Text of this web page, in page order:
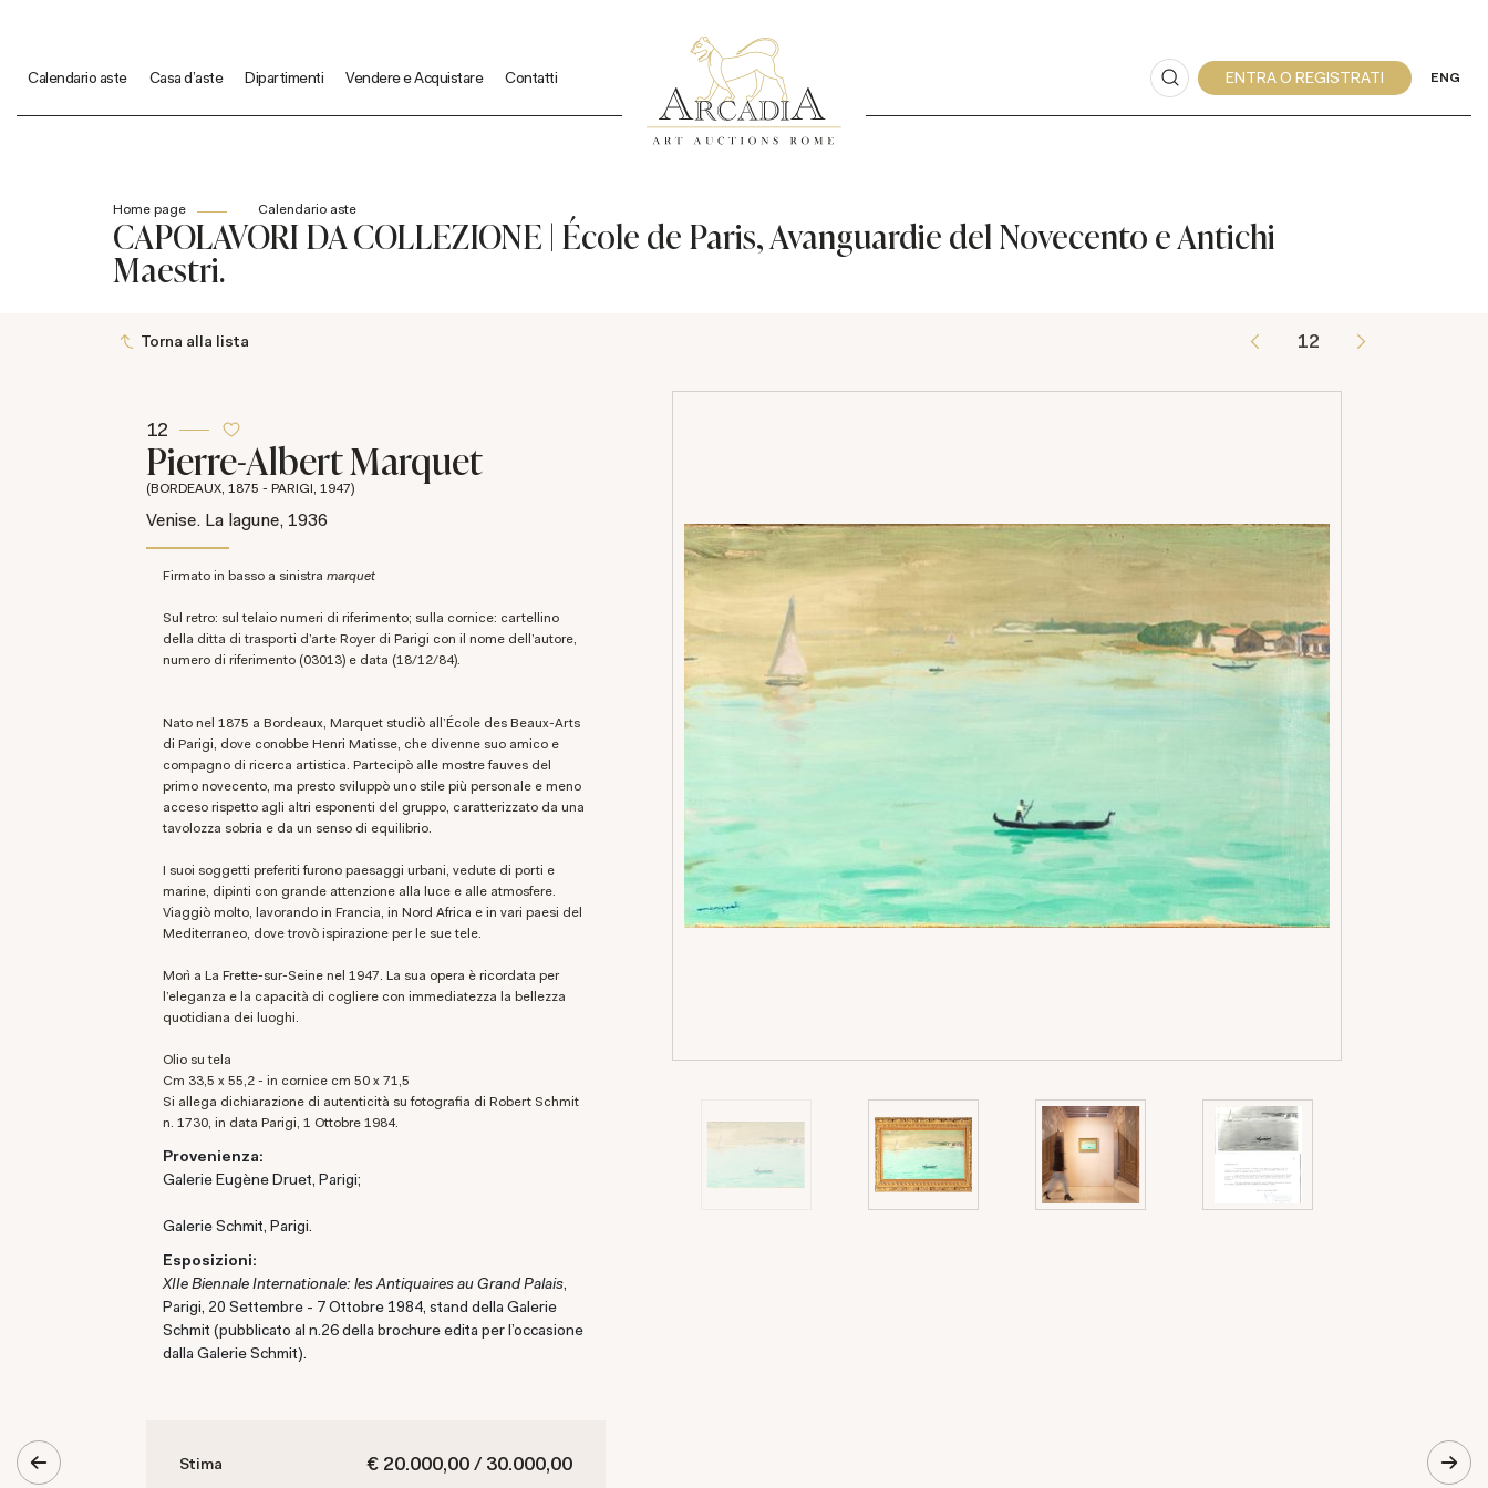
Calendario aste Casa d'aste Dipartimenti Vendere e Acquistare Contatti ENG
Home page Calendario aste
CAPOLAVORI DA COLLEZIONE | École de Paris, Avanguardie del Novecento e Antichi
Maestri.
Torna alla lista
12
Pierre-Albert Marquet
(BORDEAUX, 1875 - PARIGI, 1947)
Venise. La lagune, 1936
firmato in basso a sinistra marquet
Sul retro: sul telaio numeri di riferimento; sulla cornice: cartellino
della ditta di trasporti d’arte Royer di Parigi con il nome dell’autore,
numero di riferimento (03013) e data (18/12/84).
Nato nel 1875 a Bordeaux, Marquet studiò all’École des Beaux-Arts
di Parigi, dove conobbe Henri Matisse, che divenne suo amico e
compagno di ricerca artistica. Partecipò alle mostre fauves del
primo novecento, ma presto sviluppò uno stile più personale e meno
acceso rispetto agli altri esponenti del gruppo, caratterizzato da una
tavolozza sobria e da un senso di equilibrio.
I suoi soggetti preferiti furono paesaggi urbani, vedute di porti e
marine, dipinti con grande attenzione alla luce e alle atmosfere.
Viaggiò molto, lavorando in Francia, in Nord Africa e in vari paesi del
Mediterraneo, dove trovò ispirazione per le sue tele.
Morì a La Frette-sur-Seine nel 1947. La sua opera è ricordata per
l’eleganza e la capacità di cogliere con immediatezza la bellezza
quotidiana dei luoghi.
olio su tela
cm 33,5 x 55,2 - in cornice cm 50 x 71,5
Si allega dichiarazione di autenticità su fotografia di Robert Schmit
n. 1730, in data Parigi, 1 Ottobre 1984.
Provenienza:
Galerie Eugène Druet, Parigi;
Galerie Schmit, Parigi.
Esposizioni:
XIIe Biennale Internationale: les Antiquaires au Grand Palais,
Parigi, 20 Settembre - 7 Ottobre 1984, stand della Galerie
Schmit (pubblicato al n.26 della brochure edita per l’occasione
dalla Galerie Schmit).
€ 20.000,00 / 30.000,00
Stima